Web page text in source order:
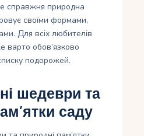
справжня природна
своїми формами,
Для всіх любителів
варто обов’язково
подорожей.
шедеври та
саду